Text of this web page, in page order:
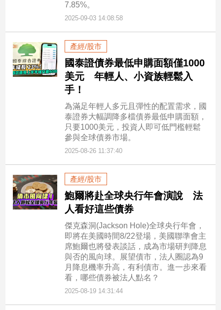
7.85%。
2025-09-03 14:08:58
產經/股市
國泰證債券最低申購面額僅1000
美元 年輕人、小資族輕鬆入
手！
為滿足年輕人多元且彈性的配置需求，國
泰證券大幅調降多檔債券最低申購面額，
只要1000美元，投資人即可低門檻輕鬆
參與全球債券市場。
2025-08-26 11:37:40
產經/股市
鮑爾將赴全球央行年會演說 法
人看好這些債券
傑克森洞(Jackson Hole)全球央行年會，
即將在美國時間8/22登場，美國聯準會主
席鮑爾也將發表談話，成為市場研判降息
與否的風向球。展望債市，法人圈認為9
月降息機率升高，有利債市。進一步來看
看，哪些債券被法人點名？
2025-08-19 14:31:44